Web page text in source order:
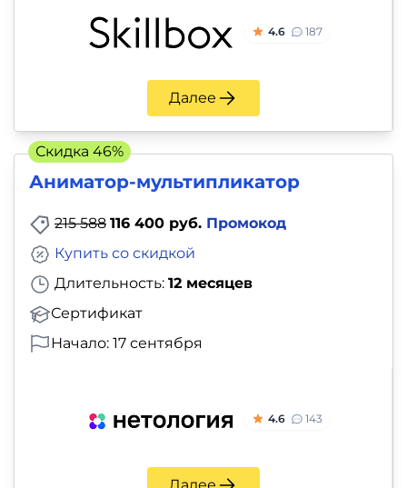
4.6 187
Далее
Аниматор-мультипликатор
215 588 116 400 руб. Промокод
Длительность: 12 месяцев
Сертификат
Купить со скидкой
Начало: 17 сентября
4.6 143
Скидка 46%